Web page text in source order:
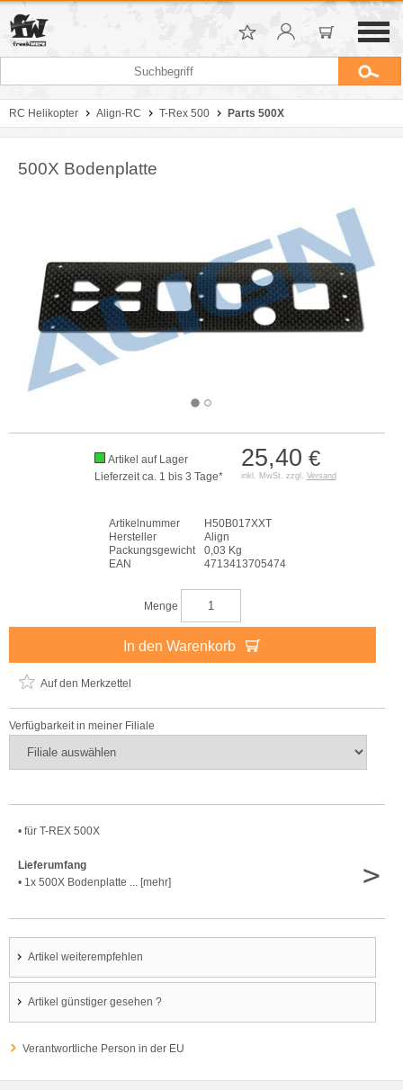
RC Helikopter Align-RC T-Rex 500 Parts 500X
500X Bodenplatte
25,40 €
inkl. MwSt. zzgl. Versand
Artikel auf Lager
Lieferzeit ca. 1 bis 3 Tage*
Artikelnummer
H50B017XXT
Hersteller
Align
Packungsgewicht
0,03 Kg
EAN
4713413705474
Menge
In den Warenkorb
Auf den Merkzettel
Verfügbarkeit in meiner Filiale
• für T-REX 500X
Lieferumfang
• 1x 500X Bodenplatte ... [mehr]
>
Artikel weiterempfehlen
Artikel günstiger gesehen ?
Verantwortliche Person in der EU